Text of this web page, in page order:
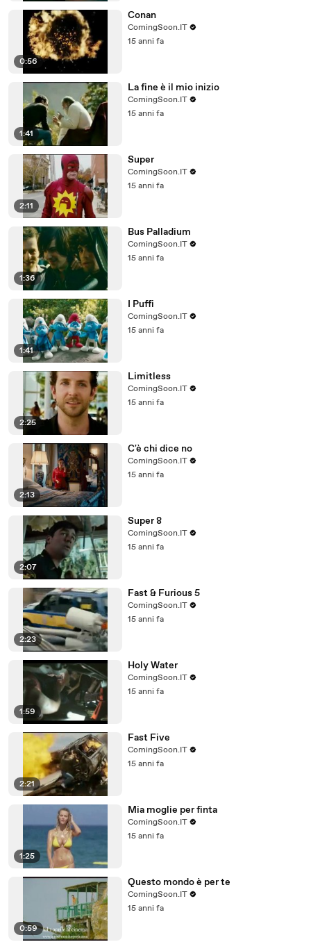
0:56
Conan
ComingSoon.IT
15 anni fa
1:41
La fine è il mio inizio
ComingSoon.IT
15 anni fa
2:11
Super
ComingSoon.IT
15 anni fa
1:36
Bus Palladium
ComingSoon.IT
15 anni fa
1:41
I Puffi
ComingSoon.IT
15 anni fa
2:25
Limitless
ComingSoon.IT
15 anni fa
2:13
C'è chi dice no
ComingSoon.IT
15 anni fa
2:07
Super 8
ComingSoon.IT
15 anni fa
2:23
Fast & Furious 5
ComingSoon.IT
15 anni fa
1:59
Holy Water
ComingSoon.IT
15 anni fa
2:21
Fast Five
ComingSoon.IT
15 anni fa
1:25
Mia moglie per finta
ComingSoon.IT
15 anni fa
0:59
Questo mondo è per te
ComingSoon.IT
15 anni fa